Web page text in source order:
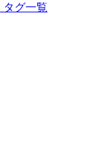
タグ一覧